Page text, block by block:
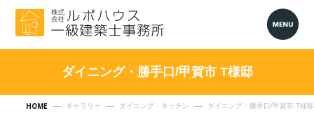
HOME ギャラリー ダイニング・キッチン ダイニング・勝手口/甲賀市 T様邸
ダイニング・勝手口/甲賀市 T様邸